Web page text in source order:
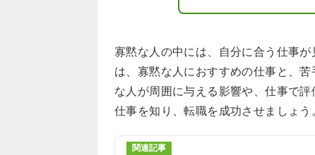
寡黙な人の中には、自分に合う仕事
は、寡黙な人におすすめの仕事と、
な人が周囲に与える影響や、仕事で
仕事を知り、転職を成功させましょう
関連記事